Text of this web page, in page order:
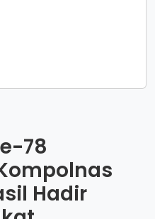
78
Hadir